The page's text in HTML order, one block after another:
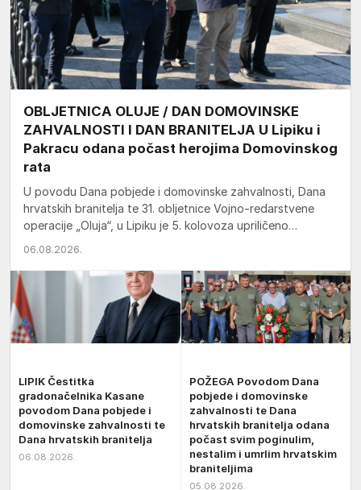
OBLJETNICA OLUJE / DAN DOMOVINSKE
ZAHVALNOSTI I DAN BRANITELJA U Lipiku i
Pakracu odana počast herojima Domovinskog
rata
U povodu Dana pobjede i domovinske zahvalnosti, Dana
hrvatskih branitelja te 31. obljetnice Vojno-redarstvene
operacije „Oluja“, u Lipiku je 5. kolovoza upriličeno
komemorativno obilježavanje u…
06.08.2026.
LIPIK Čestitka
gradonačelnika Kasane
povodom Dana pobjede i
domovinske zahvalnosti te
Dana hrvatskih branitelja
06.08.2026.
POŽEGA Povodom Dana
pobjede i domovinske
zahvalnosti te Dana
hrvatskih branitelja odana
počast svim poginulim,
nestalim i umrlim hrvatskim
braniteljima
05.08.2026.